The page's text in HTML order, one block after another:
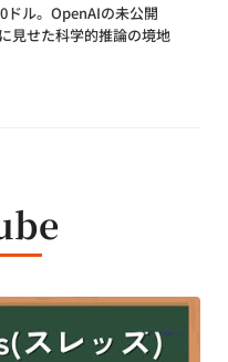
ドル。OpenAIの未公開
見せた科学的推論の境地